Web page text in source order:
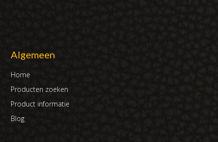
Algemeen
Home
Producten zoeken
Product informatie
Blog